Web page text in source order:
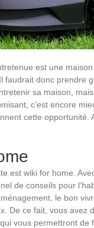
est une
faudrait donc prendre
sa maison,
c’est encore
cette opportunité.
est wiki for home.
de conseils pour
le bon
De ce fait, vous avez
vous permettront de